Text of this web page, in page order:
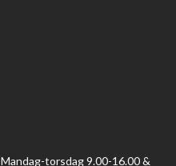
Mandag-torsdag 9.00-16.00 &